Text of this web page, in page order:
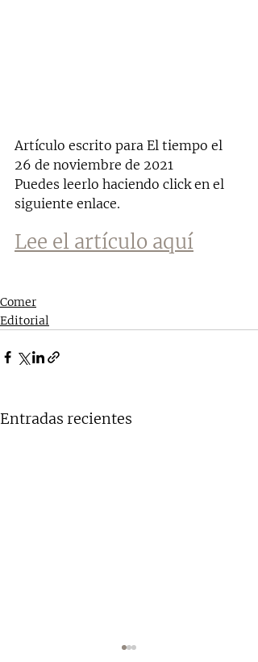
Artículo escrito para El tiempo el
26 de noviembre de 2021
Puedes leerlo haciendo click en el
siguiente enlace.
Lee el artículo aquí
Comer
Editorial
Entradas recientes